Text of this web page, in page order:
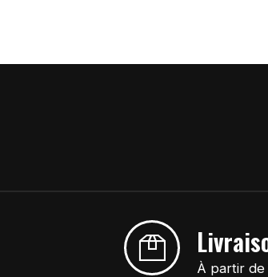
À partir de